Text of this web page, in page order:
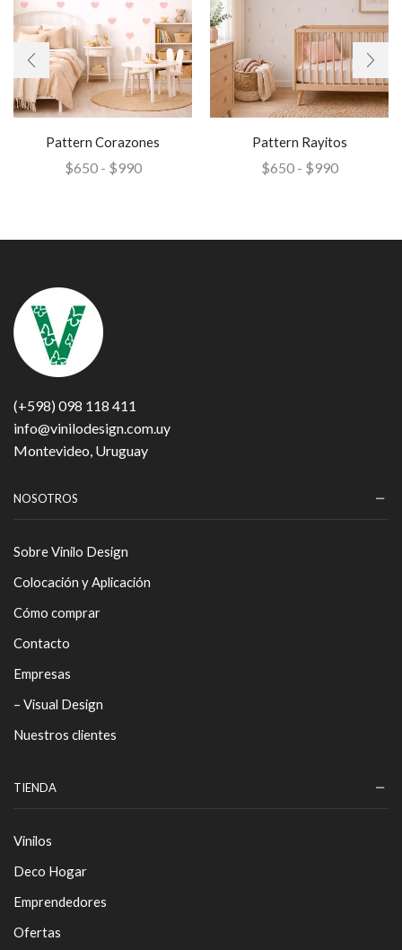
Pattern Corazones
$650 - $990
Pattern Rayitos
$650 - $990
(+598) 098 118 411
info@vinilodesign.com.uy
Montevideo, Uruguay
NOSOTROS
Sobre Vinilo Design
Colocación y Aplicación
Cómo comprar
Contacto
Empresas
– Visual Design
Nuestros clientes
TIENDA
Vinilos
Deco Hogar
Emprendedores
Ofertas